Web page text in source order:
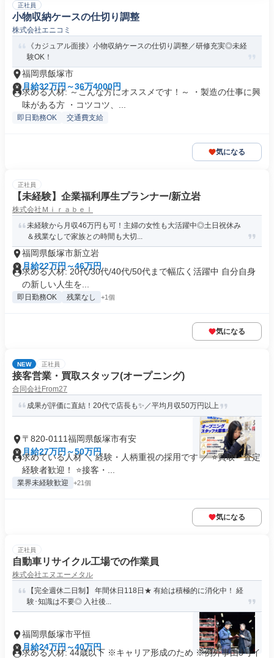
正社員
小物収納ケースの仕切り調整
株式会社エニコミ
《カジュアル面接》小物収納ケースの仕切り調整／研修充実◎未経
験OK！
福岡県飯塚市
月給32万円～36万4000円
求める人材: ～こんな方にオススメです！～ ・製造の仕事に興
味がある方 ・コツコツ、...
即日勤務OK 交通費支給
気になる
正社員
【未経験】企業福利厚生プランナー/新立岩
株式会社Ｍｉｒａｂｅｌ
未経験から月収46万円も可！主婦の女性も大活躍中◎土日祝休み
＆残業なしで家族との時間も大切...
福岡県飯塚市新立岩
月給22万円～46万円
求める人材: 20代/30代/40代/50代まで幅広く活躍中 自分自身
の新しい人生を...
即日勤務OK 残業なし +1個
気になる
NEW 正社員
接客営業・買取スタッフ(オープニング)
合同会社From27
成果が評価に直結！20代で店長も✨／平均月収50万円以上
〒820-0111福岡県飯塚市有安
月給27万円～50万円
求めている人材 ＼ 経験・人柄重視の採用です ／ ⭐買取・査定
経験者歓迎！ ⭐接客・...
業界未経験歓迎 +21個
気になる
正社員
自動車リサイクル工場での作業員
株式会社エヌエーメタル
【完全週休二日制】 年間休日118日★ 有給は積極的に消化中！ 経
験･知識は不要◎ 入社後...
福岡県飯塚市平恒
月給24万円～40万円
求める人材: 44歳以下 ※キャリア形成のため ※例外事由3号イ